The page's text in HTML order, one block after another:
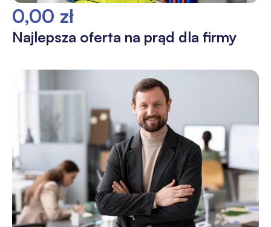
0,00 zł
Najlepsza oferta na prąd dla firmy